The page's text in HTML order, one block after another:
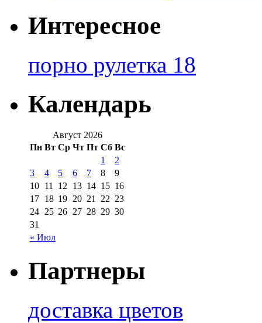
Интересное
порно рулетка 18
Календарь
Август 2026
Пн Вт Ср Чт Пт Сб Вс
« Июл
1
2
3
4 5 6 7 8
9
10 11 12 13 14 15 16
17 18 19 20 21 22 23
24 25 26 27 28 29 30
31
Партнеры
доставка цветов